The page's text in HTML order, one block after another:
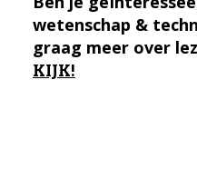
wetenschap &
graag meer over
KIJK!